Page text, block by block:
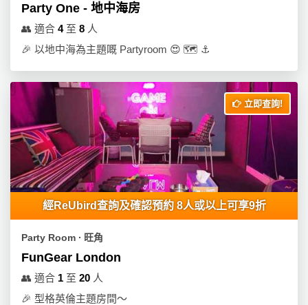
Party One - 地中海房
👥 適合 4至 8 人
🎉 以地中海為主題嘅 Partyroom 😍 🗺 ⚓
立即查詢!
經ReUbird查詢及確認預約 8人或以上可享9折
Party Room ∙ 旺角
FunGear London
👥 適合 1 至 20 人
🎉 型格英倫主題房間～